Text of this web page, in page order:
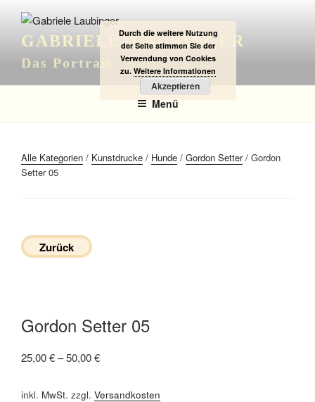
Inhalt
springenGABRIELE LAUBINGER
Das Portrait
Menü
Alle Kategorien / Kunstdrucke / Hunde / Gordon Setter/ Gordon
Setter 05
Zurück
Gordon Setter 05
25,00€–50,00€
inkl. MwSt. zzgl. Versandkosten
Durch die weitere Nutzung
der Seite stimmen Sie der
Verwendung von Cookies
zu. Weitere Informationen
Akzeptieren